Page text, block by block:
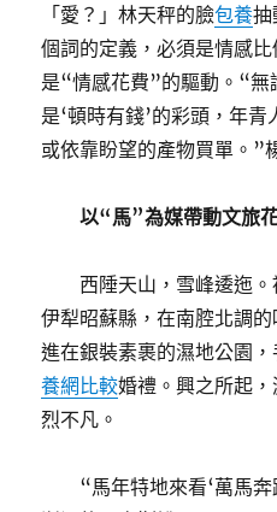
「愛？」林天秤的臉包養抽
個詞的定義，必須是情感
是“情感花費”的驅動。“無
是‘頓時有錢’的彩頭，年
或依靠盼望的產物買單。”
以“馬”為媒帶動文旅
西陲天山，雪峰逶迤
伊犁昭蘇縣，在南腔北調
進在銀裝素裹的濕地公園
養網比較婚禮。興之所起
烈不凡。
“馬年特地來看‘萬馬